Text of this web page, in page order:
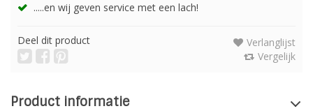
.....en wij geven service met een lach!
Deel dit product
Verlanglijst
Vergelijk
Product informatie